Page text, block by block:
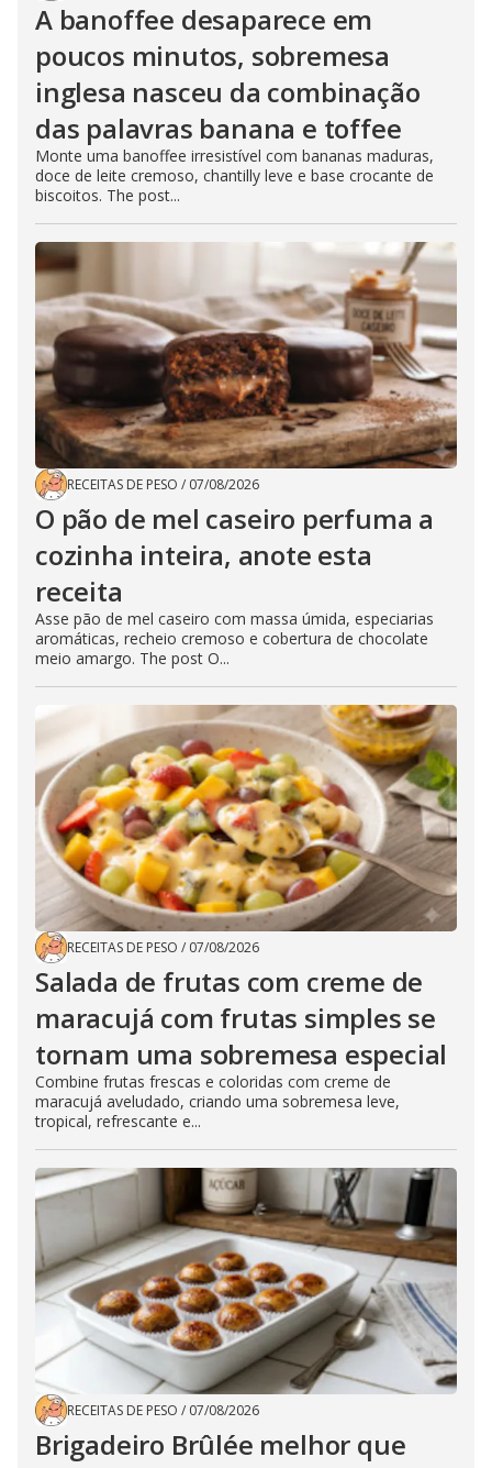
A banoffee desaparece em
poucos minutos, sobremesa
inglesa nasceu da combinação
das palavras banana e toffee
Monte uma banoffee irresistível com bananas maduras,
doce de leite cremoso, chantilly leve e base crocante de
biscoitos. The post...
RECEITAS DE PESO / 07/08/2026
O pão de mel caseiro perfuma a
cozinha inteira, anote esta
receita
Asse pão de mel caseiro com massa úmida, especiarias
aromáticas, recheio cremoso e cobertura de chocolate
meio amargo. The post O...
RECEITAS DE PESO / 07/08/2026
Salada de frutas com creme de
maracujá com frutas simples se
tornam uma sobremesa especial
Combine frutas frescas e coloridas com creme de
maracujá aveludado, criando uma sobremesa leve,
tropical, refrescante e...
RECEITAS DE PESO / 07/08/2026
Brigadeiro Brûlée melhor que